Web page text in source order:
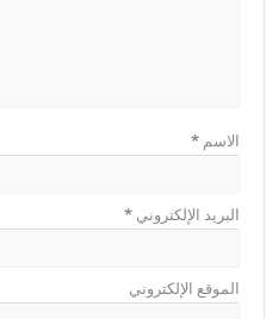
الاسم*
البريد الإلكتروني*
الموقع الإلكتروني